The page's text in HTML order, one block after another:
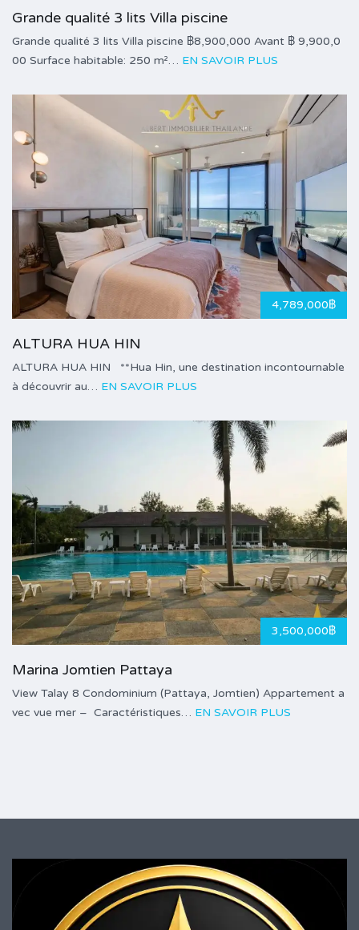
Grande qualité 3 lits Villa piscine
Grande qualité 3 lits Villa piscine ฿8,900,000 Avant ฿ 9,900,0
00 Surface habitable: 250 m²… EN SAVOIR PLUS
4,789,000฿
ALTURA HUA HIN
ALTURA HUA HIN **Hua Hin, une destination incontournable
à découvrir au… EN SAVOIR PLUS
3,500,000฿
Marina Jomtien Pattaya
View Talay 8 Condominium (Pattaya, Jomtien) Appartement a
vec vue mer – Caractéristiques… EN SAVOIR PLUS